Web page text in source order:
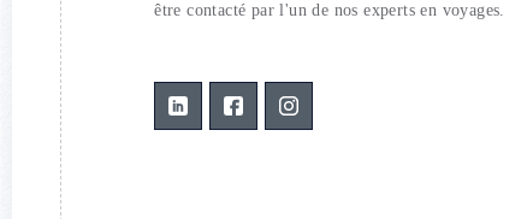
être contacté par l'un de nos experts en voyages.